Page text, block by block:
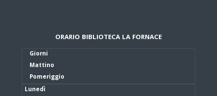
ORARIO BIBLIOTECA LA FORNACE
Giorni
Mattino
Pomeriggio
Lunedì